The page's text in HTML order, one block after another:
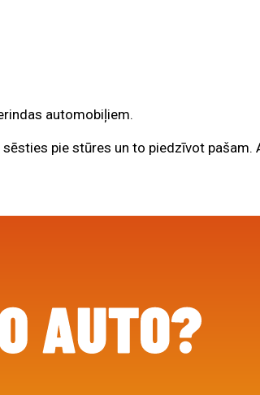
automobiļiem.
pie stūres un to piedzīvot pašam.